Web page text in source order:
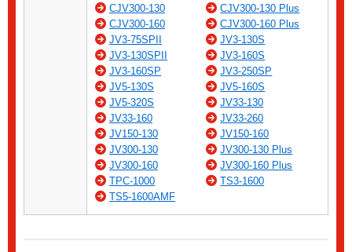
CJV300-130
CJV300-130 Plus
CJV300-160
CJV300-160 Plus
JV3-75SPII
JV3-130S
JV3-130SPII
JV3-160S
JV3-160SP
JV3-250SP
JV5-130S
JV5-160S
JV5-320S
JV33-130
JV33-160
JV33-260
JV150-130
JV150-160
JV300-130
JV300-130 Plus
JV300-160
JV300-160 Plus
TPC-1000
TS3-1600
TS5-1600AMF